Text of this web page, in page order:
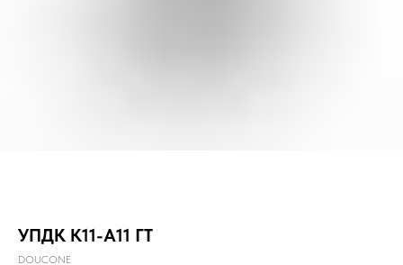
УПДК К11-А11 ГТ
DOUCONE